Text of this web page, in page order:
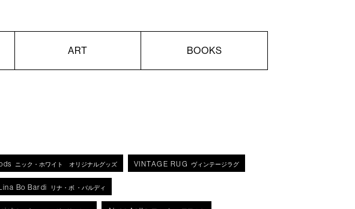
ART BOOKS
ニック・ホワイト オリジナルグッズ VINTAGE RUG ヴィンテージラグ
Bo Bardi リナ・ボ ・バルディ